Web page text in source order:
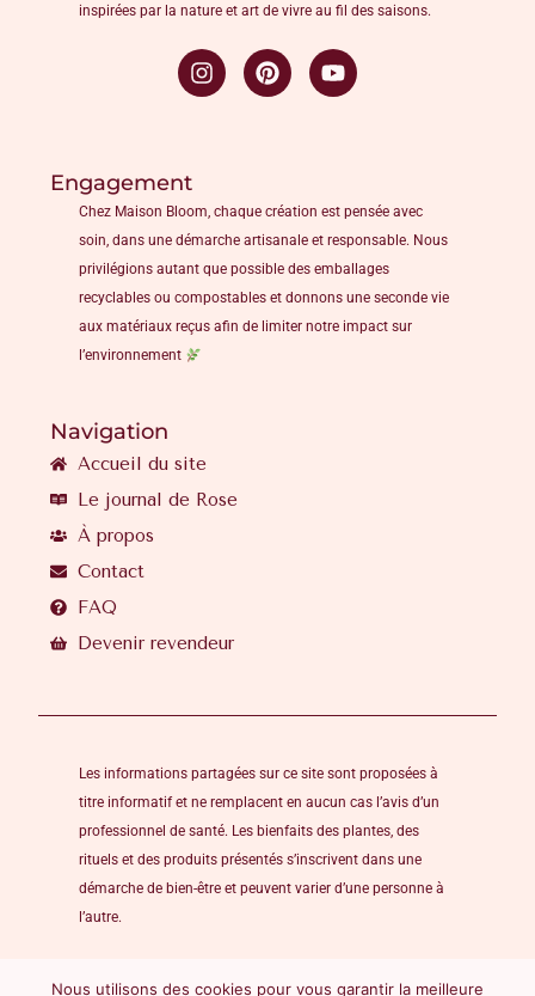
inspirées par la nature et art de vivre au fil des saisons.
Engagement
Chez Maison Bloom, chaque création est pensée avec
soin, dans une démarche artisanale et responsable. Nous
privilégions autant que possible des emballages
recyclables ou compostables et donnons une seconde vie
aux matériaux reçus afin de limiter notre impact sur
l’environnement
Navigation
Accueil du site
Le journal de Rose
À propos
Contact
FAQ
Devenir revendeur
Les informations partagées sur ce site sont proposées à
titre informatif et ne remplacent en aucun cas l’avis d’un
professionnel de santé. Les bienfaits des plantes, des
rituels et des produits présentés s’inscrivent dans une
démarche de bien-être et peuvent varier d’une personne à
l’autre.
Nous utilisons des cookies pour vous garantir la meilleure